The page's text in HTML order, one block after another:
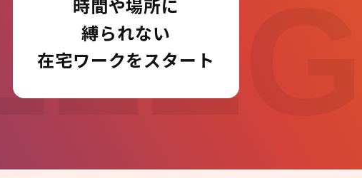
時間や場所に
縛られない
在宅ワークをスタート